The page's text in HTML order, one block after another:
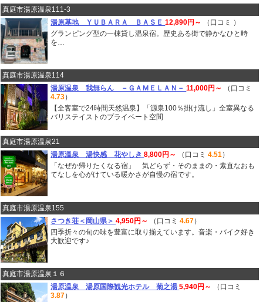
真庭市湯原温泉111-3
湯原基地 ＹＵＢＡＲＡ ＢＡＳＥ12,890円～ （口コミ
）
グランピング型の一棟貸し温泉宿。歴史ある街で静かなひと時
を…
真庭市湯原温泉114
湯原温泉 我無らん －ＧＡＭＥＬＡＮ－11,000円～
（口コミ
4.73）
【全客室で24時間天然温泉】「源泉100％掛け流し」全室異なる
バリステイストのプライベート空間
真庭市湯原温泉21
湯原温泉 湯快感 花やしき8,800円～ （口コミ4.51）
「なぜか帰りたくなる宿」 気どらず・そのままの・素直なおも
てなしを心がけている暖かさが自慢の宿です。
真庭市湯原温泉155
さつき荘＜岡山県＞4,950円～ （口コミ4.67）
四季折々の旬の味を豊富に取り揃えています。音楽・バイク好き
大歓迎です♪
真庭市湯原温泉１６
湯原温泉 湯原国際観光ホテル 菊之湯5,940円～
（口コミ
3.87）